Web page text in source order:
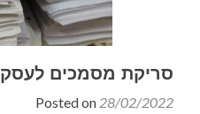
סריקת מסמכים לעסק
Posted on 28/02/2022